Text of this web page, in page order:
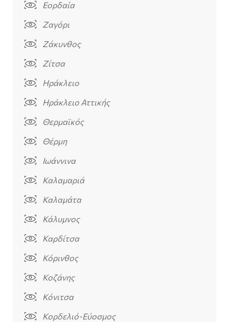
Εορδαία
Ζαγόρι
Ζάκυνθος
Ζίτσα
Ηράκλειο
Ηράκλειο Αττικής
Θερμαϊκός
Θέρμη
Ιωάννινα
Καλαμαριά
Καλαμάτα
Κάλυμνος
Καρδίτσα
Κόρινθος
Κοζάνης
Κόνιτσα
Κορδελιό-Εύοσμος